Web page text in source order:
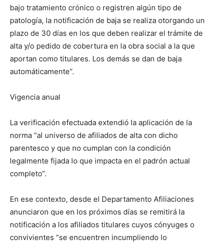
bajo tratamiento crónico o registren algún tipo de
patología, la notificación de baja se realiza otorgando un
plazo de 30 días en los que deben realizar el trámite de
alta y/o pedido de cobertura en la obra social a la que
aportan como titulares. Los demás se dan de baja
automáticamente”.
Vigencia anual
La verificación efectuada extendió la aplicación de la
norma “al universo de afiliados de alta con dicho
parentesco y que no cumplan con la condición
legalmente fijada lo que impacta en el padrón actual
completo”.
En ese contexto, desde el Departamento Afiliaciones
anunciaron que en los próximos días se remitirá la
notificación a los afiliados titulares cuyos cónyuges o
convivientes “se encuentren incumpliendo lo